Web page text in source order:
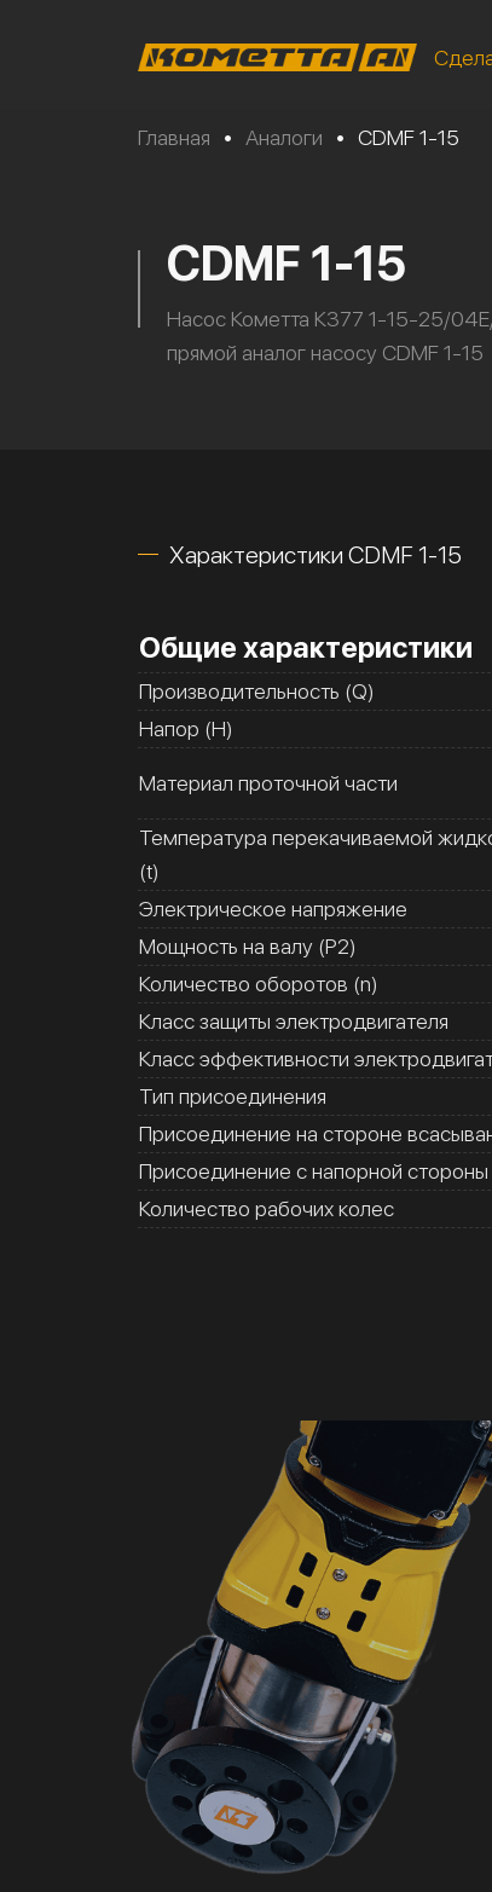
Главная • Аналоги • CDMF 1-15
CDMF 1-15
Насос Кометта К377 1-15-25/
прямой аналог насосу CDMF 1-15
Характеристики CDMF 1-15
Общие характеристики
Производительность (Q)
Напор (H)
Материал проточной части
Температура перекачиваемой
(t)
Электрическое напряжение
Мощность на валу (Р2)
Количество оборотов (n)
Класс защиты электродвигателя
Класс эффективности
Тип присоединения
Присоединение на стороне
Присоединение с напорной стороны
Количество рабочих колес